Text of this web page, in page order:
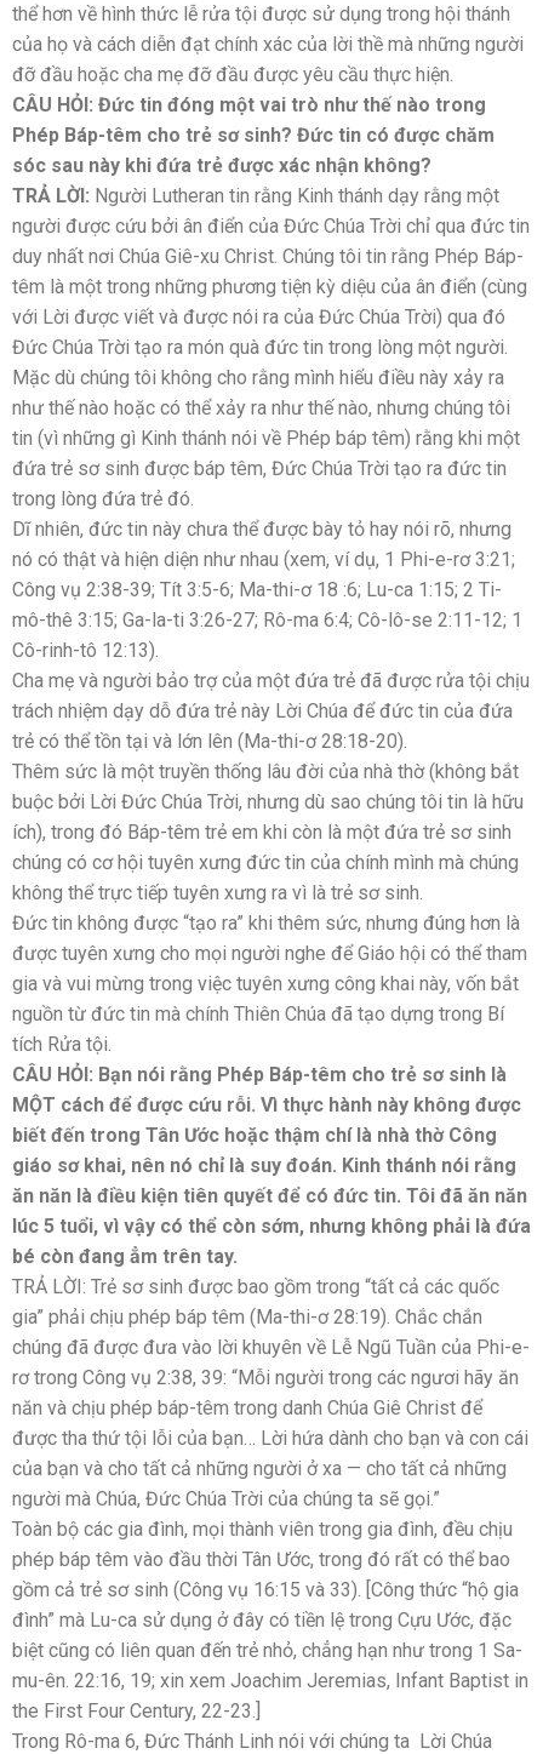
thể hơn về hình thức lễ rửa tội được sử dụng trong hội thánh
của họ và cách diễn đạt chính xác của lời thề mà những người
đỡ đầu hoặc cha mẹ đỡ đầu được yêu cầu thực hiện.
CÂU HỎI: Đức tin đóng một vai trò như thế nào trong
Phép Báp-têm cho trẻ sơ sinh? Đức tin có được chăm
sóc sau này khi đứa trẻ được xác nhận không?
TRẢ LỜI: Người Lutheran tin rằng Kinh thánh dạy rằng một
người được cứu bởi ân điển của Đức Chúa Trời chỉ qua đức tin
duy nhất nơi Chúa Giê-xu Christ. Chúng tôi tin rằng Phép Báp-
têm là một trong những phương tiện kỳ diệu của ân điển (cùng
với Lời được viết và được nói ra của Đức Chúa Trời) qua đó
Đức Chúa Trời tạo ra món quà đức tin trong lòng một người.
Mặc dù chúng tôi không cho rằng mình hiểu điều này xảy ra
như thế nào hoặc có thể xảy ra như thế nào, nhưng chúng tôi
tin (vì những gì Kinh thánh nói về Phép báp têm) rằng khi một
đứa trẻ sơ sinh được báp têm, Đức Chúa Trời tạo ra đức tin
trong lòng đứa trẻ đó.
Dĩ nhiên, đức tin này chưa thể được bày tỏ hay nói rõ, nhưng
nó có thật và hiện diện như nhau (xem, ví dụ, 1 Phi-e-rơ 3:21;
Công vụ 2:38-39; Tít 3:5-6; Ma-thi-ơ 18 :6; Lu-ca 1:15; 2 Ti-
mô-thê 3:15; Ga-la-ti 3:26-27; Rô-ma 6:4; Cô-lô-se 2:11-12; 1
Cô-rinh-tô 12:13).
Cha mẹ và người bảo trợ của một đứa trẻ đã được rửa tội chịu
trách nhiệm dạy dỗ đứa trẻ này Lời Chúa để đức tin của đứa
trẻ có thể tồn tại và lớn lên (Ma-thi-ơ 28:18-20).
Thêm sức là một truyền thống lâu đời của nhà thờ (không bắt
buộc bởi Lời Đức Chúa Trời, nhưng dù sao chúng tôi tin là hữu
ích), trong đó Báp-têm trẻ em khi còn là một đứa trẻ sơ sinh
chúng có cơ hội tuyên xưng đức tin của chính mình mà chúng
không thể trực tiếp tuyên xưng ra vì là trẻ sơ sinh.
Đức tin không được “tạo ra” khi thêm sức, nhưng đúng hơn là
được tuyên xưng cho mọi người nghe để Giáo hội có thể tham
gia và vui mừng trong việc tuyên xưng công khai này, vốn bắt
nguồn từ đức tin mà chính Thiên Chúa đã tạo dựng trong Bí
tích Rửa tội.
CÂU HỎI: Bạn nói rằng Phép Báp-têm cho trẻ sơ sinh là
MỘT cách để được cứu rỗi. Vì thực hành này không được
biết đến trong Tân Ước hoặc thậm chí là nhà thờ Công
giáo sơ khai, nên nó chỉ là suy đoán. Kinh thánh nói rằng
ăn năn là điều kiện tiên quyết để có đức tin. Tôi đã ăn năn
lúc 5 tuổi, vì vậy có thể còn sớm, nhưng không phải là đứa
bé còn đang ẳm trên tay.
TRẢ LỜI: Trẻ sơ sinh được bao gồm trong “tất cả các quốc
gia” phải chịu phép báp têm (Ma-thi-ơ 28:19). Chắc chắn
chúng đã được đưa vào lời khuyên về Lễ Ngũ Tuần của Phi-e-
rơ trong Công vụ 2:38, 39: “Mỗi người trong các ngươi hãy ăn
năn và chịu phép báp-têm trong danh Chúa Giê Christ để
được tha thứ tội lỗi của bạn… Lời hứa dành cho bạn và con cái
của bạn và cho tất cả những người ở xa — cho tất cả những
người mà Chúa, Đức Chúa Trời của chúng ta sẽ gọi.”
Toàn bộ các gia đình, mọi thành viên trong gia đình, đều chịu
phép báp têm vào đầu thời Tân Ước, trong đó rất có thể bao
gồm cả trẻ sơ sinh (Công vụ 16:15 và 33). [Công thức “hộ gia
đình” mà Lu-ca sử dụng ở đây có tiền lệ trong Cựu Ước, đặc
biệt cũng có liên quan đến trẻ nhỏ, chẳng hạn như trong 1 Sa-
mu-ên. 22:16, 19; xin xem Joachim Jeremias, Infant Baptist in
the First Four Century, 22-23.]
Trong Rô-ma 6, Đức Thánh Linh nói với chúng ta Lời Chúa